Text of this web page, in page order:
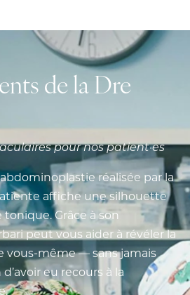
de la Dre
pour nos patient·es
réalisée par la
affiche une silhouette
Grâce à son
peut vous aider à révéler la
vous-même — sans jamais
eu recours à la